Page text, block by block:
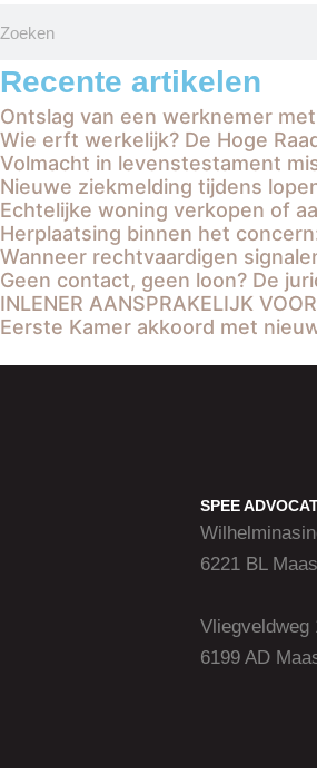
Recente artikelen
Ontslag van een werknemer
Wie erft werkelijk? De Hoge
Volmacht in levenstestament
Nieuwe ziekmelding tijdens
Echtelijke woning verkopen of
Herplaatsing binnen het
Wanneer rechtvaardigen
Geen contact, geen loon? De
INLENER AANSPRAKELIJK
Eerste Kamer akkoord met
SPEE
6221 BL
Vliegveldweg
6199 AD